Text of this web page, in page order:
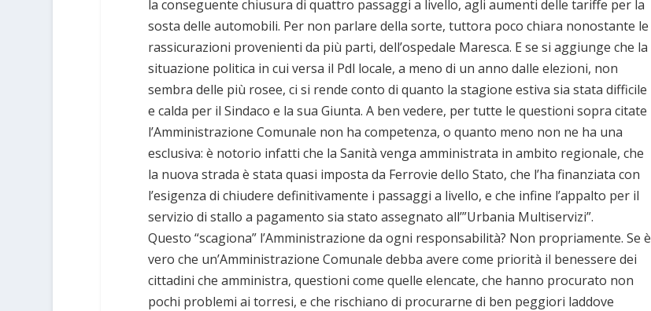
la conseguente chiusura di quattro passaggi a livello, agli aumenti delle tariffe per la
sosta delle automobili. Per non parlare della sorte, tuttora poco chiara nonostante le
rassicurazioni provenienti da più parti, dell’ospedale Maresca. E se si aggiunge che la
situazione politica in cui versa il Pdl locale, a meno di un anno dalle elezioni, non
sembra delle più rosee, ci si rende conto di quanto la stagione estiva sia stata difficile
e calda per il Sindaco e la sua Giunta. A ben vedere, per tutte le questioni sopra citate
l’Amministrazione Comunale non ha competenza, o quanto meno non ne ha una
esclusiva: è notorio infatti che la Sanità venga amministrata in ambito regionale, che
la nuova strada è stata quasi imposta da Ferrovie dello Stato, che l’ha finanziata con
l’esigenza di chiudere definitivamente i passaggi a livello, e che infine l’appalto per il
servizio di stallo a pagamento sia stato assegnato all’”Urbania Multiservizi”.
Questo “scagiona” l’Amministrazione da ogni responsabilità? Non propriamente. Se è
vero che un’Amministrazione Comunale debba avere come priorità il benessere dei
cittadini che amministra, questioni come quelle elencate, che hanno procurato non
pochi problemi ai torresi, e che rischiano di procurarne di ben peggiori laddove